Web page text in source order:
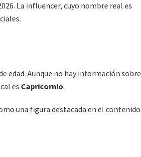
La influencer, cuyo nombre real es
edad. Aunque no hay información sobre
es Capricornio.
una figura destacada en el contenido